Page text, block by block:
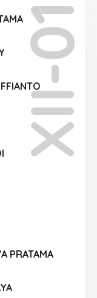
XII-01
PRATAMA